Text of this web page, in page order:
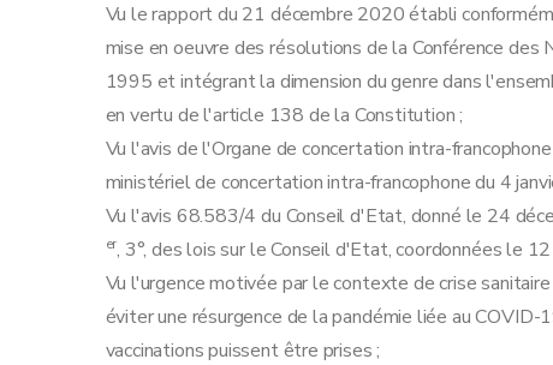
Vu le rapport du 21 décembre 2020 établi
mise en oeuvre des résolutions de la Conférence
1995 et intégrant la dimension du genre dans
en vertu de l'article 138 de la Constitution ;
Vu l'avis de l'Organe de concertation intra-
ministériel de concertation intra-francophone du 4
Vu l'avis 68.583/4 du Conseil d'Etat, donné le 24
er, 3°, des lois sur le Conseil d'Etat, coordonnées le
Vu l'urgence motivée par le contexte de crise
éviter une résurgence de la pandémie liée au
vaccinations puissent être prises ;